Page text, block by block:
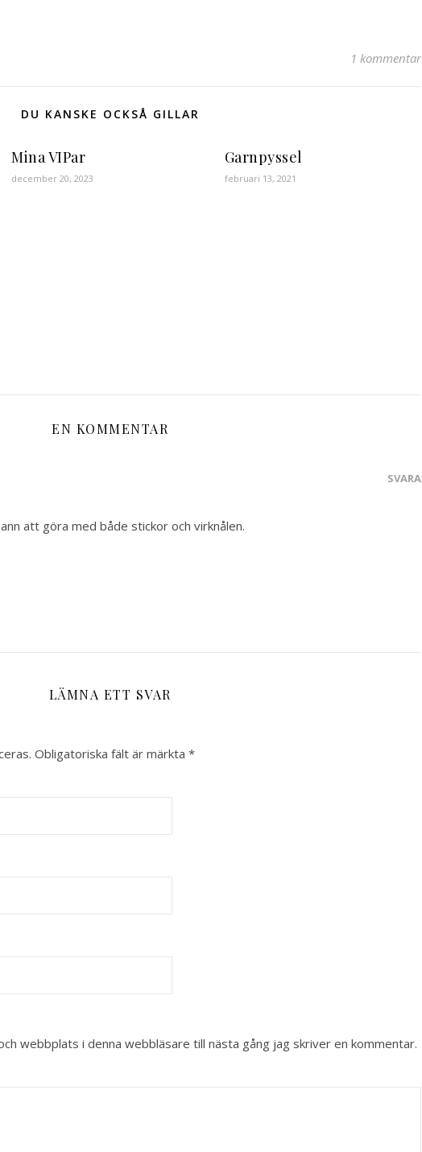
1 kommentar
DU KANSKE OCKSÅ GILLAR
Mina VIPar
december 20, 2023
Garnpyssel
februari 13, 2021
EN KOMMENTAR
SVARA
att göra med både stickor och virknålen.
LÄMNA ETT SVAR
Obligatoriska fält är märkta *
webbplats i denna webbläsare till nästa gång jag skriver en kommentar.